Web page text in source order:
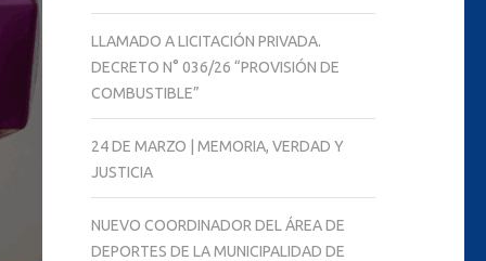
LLAMADO A LICITACIÓN PRIVADA.
DECRETO N° 036/26 “PROVISIÓN DE
COMBUSTIBLE”
24 DE MARZO | MEMORIA, VERDAD Y
JUSTICIA
NUEVO COORDINADOR DEL ÁREA DE
DEPORTES DE LA MUNICIPALIDAD DE